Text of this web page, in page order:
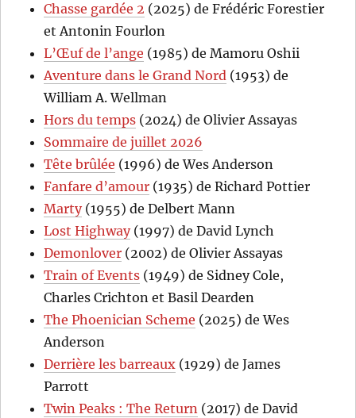
Chasse gardée 2 (2025) de Frédéric Forestier
et Antonin Fourlon
L’Œuf de l’ange (1985) de Mamoru Oshii
Aventure dans le Grand Nord (1953) de
William A. Wellman
Hors du temps (2024) de Olivier Assayas
Sommaire de juillet 2026
Tête brûlée (1996) de Wes Anderson
Fanfare d’amour (1935) de Richard Pottier
Marty(1955) de Delbert Mann
Lost Highway(1997) de David Lynch
Demonlover (2002) de Olivier Assayas
Train of Events (1949) de Sidney Cole,
Charles Crichton et Basil Dearden
The Phoenician Scheme (2025) de Wes
Anderson
Derrière les barreaux (1929) de James
Parrott
Twin Peaks : The Return (2017) de David